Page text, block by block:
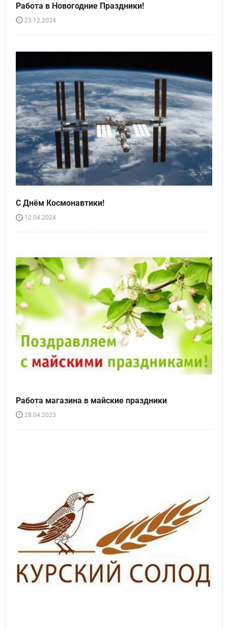
Работа в Новогодние Праздники!
23.12.2024
С Днём Космонавтики!
12.04.2024
Работа магазина в майские праздники
28.04.2023